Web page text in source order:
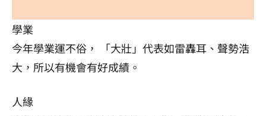
學業
今年學業運不俗， 「大壯」代表如雷轟耳、聲勢浩
大，所以有機會有好成績。
人緣